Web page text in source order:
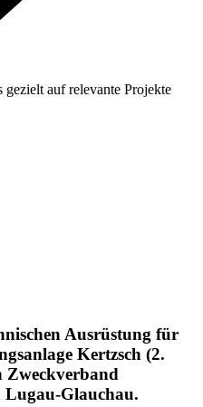
auf relevante Projekte
Ausrüstung für
Kertzsch (2.
Zweckverband
Lugau-Glauchau.